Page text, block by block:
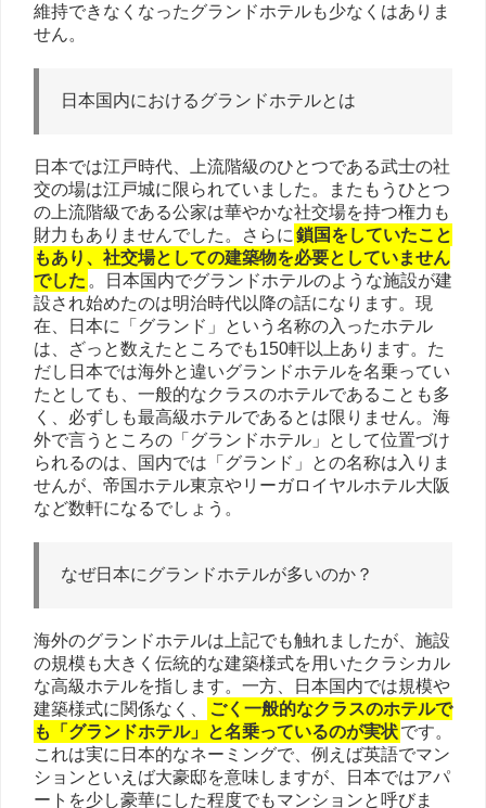
維持できなくなったグランドホテルも少なくはありま
せん。
日本国内におけるグランドホテルとは
日本では江戸時代、上流階級のひとつである武士の社
交の場は江戸城に限られていました。またもうひとつ
の上流階級である公家は華やかな社交場を持つ権力も
財力もありませんでした。さらに 鎖国をしていたこと
もあり、社交場としての建築物を必要としていません
でした 。日本国内でグランドホテルのような施設が建
設され始めたのは明治時代以降の話になります。現
在、日本に「グランド」という名称の入ったホテル
は、ざっと数えたところでも150軒以上あります。た
だし日本では海外と違いグランドホテルを名乗ってい
たとしても、一般的なクラスのホテルであることも多
く、必ずしも最高級ホテルであるとは限りません。海
外で言うところの「グランドホテル」として位置づけ
られるのは、国内では「グランド」との名称は入りま
せんが、帝国ホテル東京やリーガロイヤルホテル大阪
など数軒になるでしょう。
なぜ日本にグランドホテルが多いのか？
海外のグランドホテルは上記でも触れましたが、施設
の規模も大きく伝統的な建築様式を用いたクラシカル
な高級ホテルを指します。一方、日本国内では規模や
建築様式に関係なく、
ごく一般的なクラスのホテルで
も「グランドホテル」と名乗っているのが実状です。
これは実に日本的なネーミングで、例えば英語でマン
ションといえば大豪邸を意味しますが、日本ではアパ
ートを少し豪華にした程度でもマンションと呼びま